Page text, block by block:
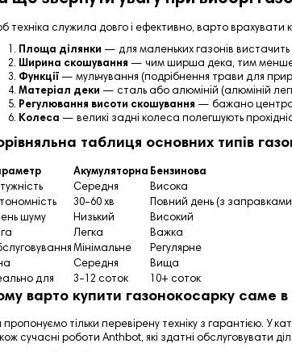
техніка служила довго і ефективно, варто врахувати
Площа ділянки — для маленьких газонів
Ширина скошування — чим ширша дека, тим менше
Функції — мульчування (подрібнення трави для
Матеріал деки — сталь або алюміній (алюміній
Регулювання висоти скошування — бажано
Колеса — великі задні колеса полегшують
таблиця основних типів
Акумуляторна Бензинова
Середня Висока
30–60 хв Повний день (з
шуму
Низький Високий
Легка Важка
Мінімальне Регулярне
Середня Вища
для
3–12 соток 10+ соток
варто купити газонокосарку саме
тільки перевірену техніку з гарантією. У
сучасні роботи Anthbot, які здатні обслуговувати